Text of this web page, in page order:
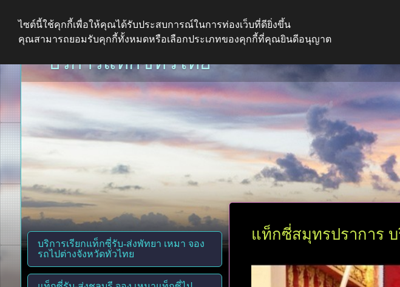
บริการแท็กซี่ทั่วไทย
บริการเรียกแท็กซี่รับ-ส่งพัทยา เหมา จอง
รถไปต่างจังหวัดทั่วไทย
แท็กซี่สมุทรปราการ บ
ไซต์นี้ใช้คุกกี้เพื่อให้คุณได้รับประสบการณ์ในการท่องเว็บที่ดียิ่งขึ้น
คุณสามารถยอมรับคุกกี้ทั้งหมดหรือเลือกประเภทของคุกกี้ที่คุณยินดีอนุญาต